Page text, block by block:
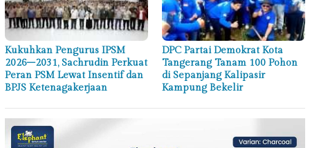
Kukuhkan Pengurus IPSM
2026–2031, Sachrudin Perkuat
Peran PSM Lewat Insentif dan
BPJS Ketenagakerjaan
DPC Partai Demokrat Kota
Tangerang Tanam 100 Pohon
di Sepanjang Kalipasir
Kampung Bekelir